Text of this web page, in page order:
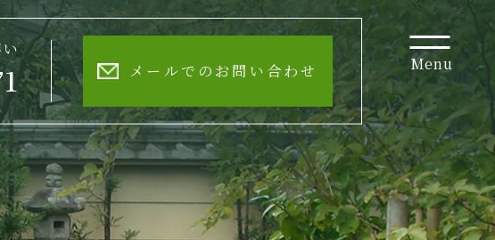
い
メールでのお問い合わせ Menu